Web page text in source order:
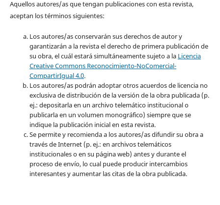
Aquellos autores/as que tengan publicaciones con esta revista,
aceptan los términos siguientes:
Los autores/as conservarán sus derechos de autor y
garantizarán a la revista el derecho de primera publicación de
su obra, el cuál estará simultáneamente sujeto a la Licencia
Creative Commons Reconocimiento-NoComercial-
CompartirIgual 4.0.
Los autores/as podrán adoptar otros acuerdos de licencia no
exclusiva de distribución de la versión de la obra publicada (p.
ej.: depositarla en un archivo telemático institucional o
publicarla en un volumen monográfico) siempre que se
indique la publicación inicial en esta revista.
Se permite y recomienda a los autores/as difundir su obra a
través de Internet (p. ej.: en archivos telemáticos
institucionales o en su página web) antes y durante el
proceso de envío, lo cual puede producir intercambios
interesantes y aumentar las citas de la obra publicada.